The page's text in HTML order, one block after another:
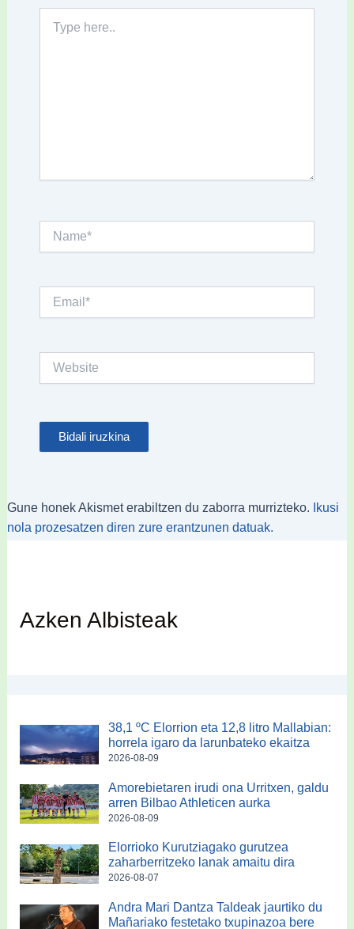
here..
Gune honek Akismet erabiltzen du zaborra murrizteko.
Ikusi
nola prozesatzen diren zure erantzunen datuak.
Azken Albisteak
38,1 ºC Elorrion eta 12,8 litro Mallabian:
horrela igaro da larunbateko ekaitza
2026-08-09
Amorebietaren irudi ona Urritxen, galdu
arren Bilbao Athleticen aurka
2026-08-09
Elorrioko Kurutziagako gurutzea
zaharberritzeko lanak amaitu dira
2026-08-07
Andra Mari Dantza Taldeak jaurtiko du
Mañariako festetako txupinazoa bere